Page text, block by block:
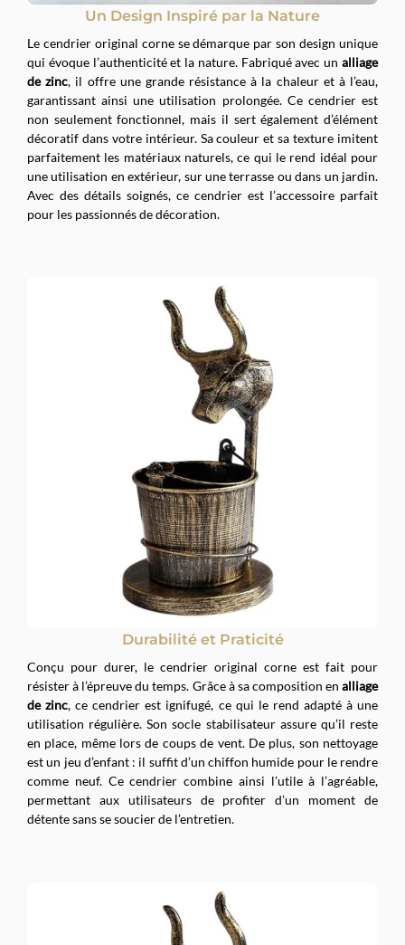
Un Design Inspiré par la Nature
Le cendrier original corne se démarque par son design unique
qui évoque l’authenticité et la nature. Fabriqué avec un alliage
de zinc, il offre une grande résistance à la chaleur et à l’eau,
garantissant ainsi une utilisation prolongée. Ce cendrier est
non seulement fonctionnel, mais il sert également d’élément
décoratif dans votre intérieur. Sa couleur et sa texture imitent
parfaitement les matériaux naturels, ce qui le rend idéal pour
une utilisation en extérieur, sur une terrasse ou dans un jardin.
Avec des détails soignés, ce cendrier est l’accessoire parfait
pour les passionnés de décoration.
Durabilité et Praticité
Conçu pour durer, le cendrier original corne est fait pour
résister à l’épreuve du temps. Grâce à sa composition en alliage
de zinc, ce cendrier est ignifugé, ce qui le rend adapté à une
utilisation régulière. Son socle stabilisateur assure qu’il reste
en place, même lors de coups de vent. De plus, son nettoyage
est un jeu d’enfant : il suffit d’un chiffon humide pour le rendre
comme neuf. Ce cendrier combine ainsi l’utile à l’agréable,
permettant aux utilisateurs de profiter d’un moment de
détente sans se soucier de l’entretien.